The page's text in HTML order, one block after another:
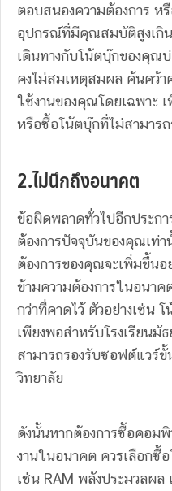
ตอบสนองความต้องการ ห
อุปกรณ์ที่มีคุณสมบัติสูงเกิ
เดินทางกับโน้ตบุ๊กของคุณ
คงไม่สมเหตุสมผล ค้นคว้
ใช้งานของคุณโดยเฉพาะ
หรือซื้อโน้ตบุ๊กที่ไม่สามาร
2.ไม่นึกถึงอนาคต
ข้อผิดพลาดทั่วไปอีกประกา
ต้องการปัจจุบันของคุณเท่
ต้องการของคุณจะเพิ่มขึ้น
ข้ามความต้องการในอนาค
กว่าที่คาดไว้ ตัวอย่างเช่น
เพียงพอสำหรับโรงเรียนมั
สามารถรองรับซอฟต์แวร์
วิทยาลัย
ดังนั้นหากต้องการซื้อคอม
งานในอนาคต ควรเลือก
เช่น RAM พลังประมวลผ